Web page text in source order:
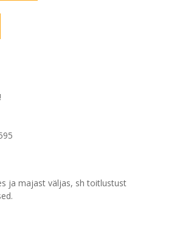
ja majast väljas, sh toitlustust